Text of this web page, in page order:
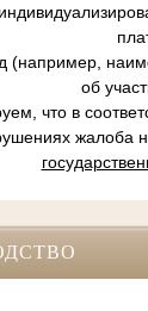
(например,
об
что в
жалоба